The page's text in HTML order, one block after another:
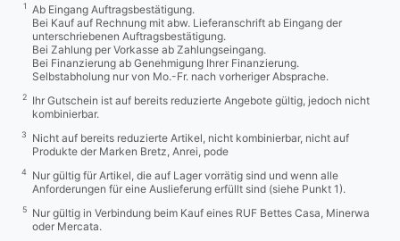
1
Ab Eingang Auftragsbestätigung.
Bei Kauf auf Rechnung mit abw. Lieferanschrift ab Eingang der
unterschriebenen Auftragsbestätigung.
Bei Zahlung per Vorkasse ab Zahlungseingang.
Bei Finanzierung ab Genehmigung Ihrer Finanzierung.
Selbstabholung nur von Mo.-Fr. nach vorheriger Absprache.
2
Ihr Gutschein ist auf bereits reduzierte Angebote gültig, jedoch nicht
kombinierbar.
3
Nicht auf bereits reduzierte Artikel, nicht kombinierbar, nicht auf
Produkte der Marken Bretz, Anrei, pode
4
Nur gültig für Artikel, die auf Lager vorrätig sind und wenn alle
Anforderungen für eine Auslieferung erfüllt sind (siehe Punkt 1).
5
Nur gültig in Verbindung beim Kauf eines RUF Bettes Casa, Minerwa
oder Mercata.